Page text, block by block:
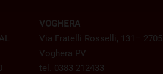
VOGHERA
Via Fratelli Rosselli, 131–
Voghera PV
tel. 0383 212433